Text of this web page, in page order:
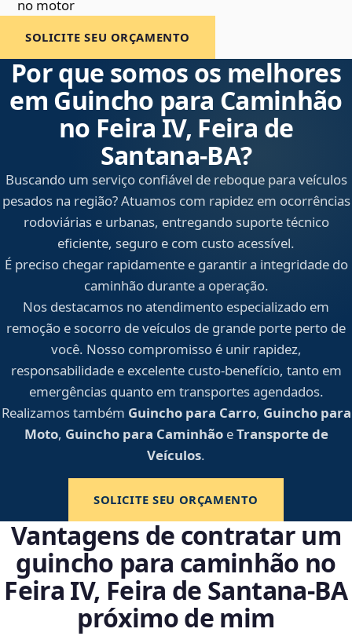
no motor
SOLICITE SEU ORÇAMENTO
Por que somos os melhores
em Guincho para Caminhão
no Feira IV, Feira de
Santana‑BA?
Buscando um serviço confiável de reboque para veículos
pesados na região? Atuamos com rapidez em ocorrências
rodoviárias e urbanas, entregando suporte técnico
eficiente, seguro e com custo acessível.
É preciso chegar rapidamente e garantir a integridade do
caminhão durante a operação.
Nos destacamos no atendimento especializado em
remoção e socorro de veículos de grande porte perto de
você. Nosso compromisso é unir rapidez,
responsabilidade e excelente custo-benefício, tanto em
emergências quanto em transportes agendados.
Realizamos também Guincho para Carro, Guincho para
Moto, Guincho para CaminhãoeTransporte de
Veículos.
SOLICITE SEU ORÇAMENTO
Vantagens de contratar um
guincho para caminhão no
Feira IV, Feira de Santana‑BA
próximo de mim